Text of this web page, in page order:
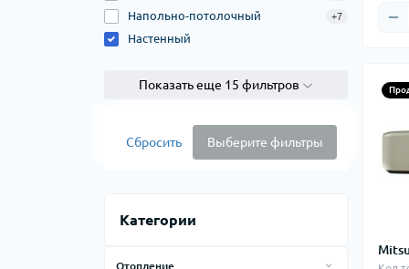
Напольно-потолочный +7
Настенный
Показать еще 15 фильтров
Сбросить Выберите фильтры
Категории
Отопление